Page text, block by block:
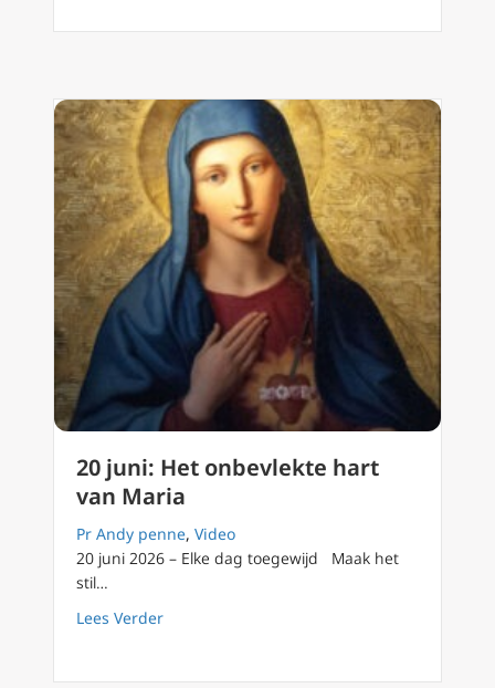
20 juni: Het onbevlekte hart
van Maria
Pr Andy penne, Video
20 juni 2026 – Elke dag toegewijd Maak het
stil…
Lees Verderabout 20 juni: Het onbevlekte hart van Maria